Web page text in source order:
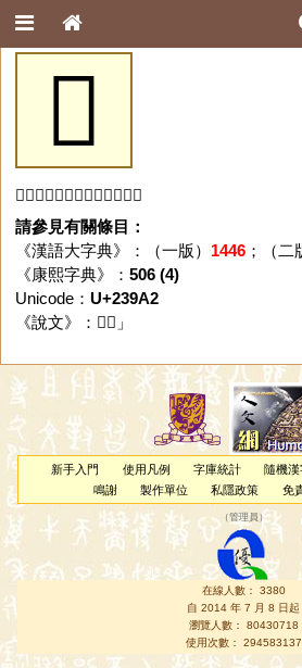
𣦢
「𣦢」字未收錄於本資料庫。
請參見有關條目：
《漢語大字典》：（一版） 1446；（二
《康熙字典》： 506 (4)
Unicode： U+239A2
《說文》：「 𣦢 」
新手入門 使用凡例 字庫統計 隨機漢
鳴謝
製作單位 私隱政策 免
（管理員 ）
在線人數： 3380
自 2014 年 7 月 8 日起
瀏覽人數： 80430718
使用次數： 294583137